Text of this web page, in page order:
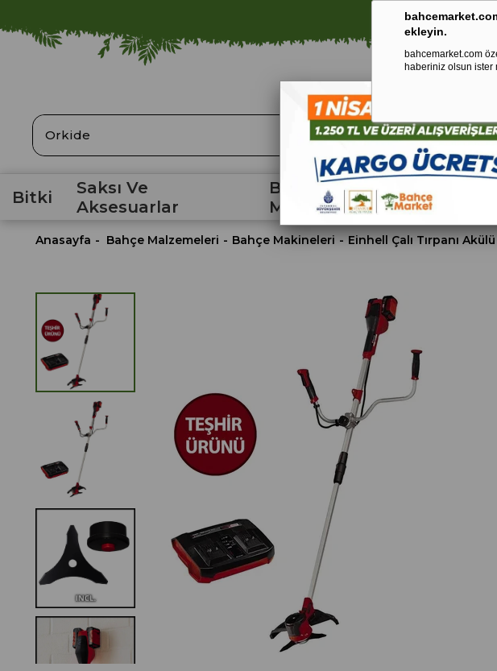
ekleyin.
bahcemarket.com
haberiniz olsun ister
🚀 1250 TL ÜZERİ
ARA
Bitki
Saksı Ve
Aksesuarlar
Bahçe
Malzemeleri
Anasayfa Bahçe Malzemeleri Bahçe Makineleri Einhell Çalı Tırpanı